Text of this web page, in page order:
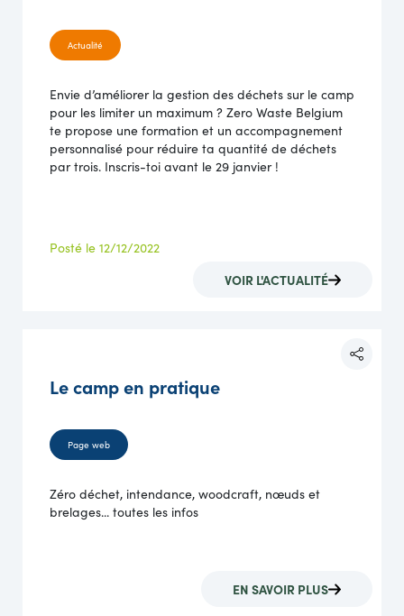
Actualité
Envie d’améliorer la gestion des déchets sur le camp
pour les limiter un maximum ? Zero Waste Belgium
te propose une formation et un accompagnement
personnalisé pour réduire ta quantité de déchets
par trois. Inscris-toi avant le 29 janvier !
VOIR L'ACTUALITÉ
Posté le 12/12/2022
Le camp en pratique
Page web
Zéro déchet, intendance, woodcraft, nœuds et
brelages... toutes les infos
EN SAVOIR PLUS